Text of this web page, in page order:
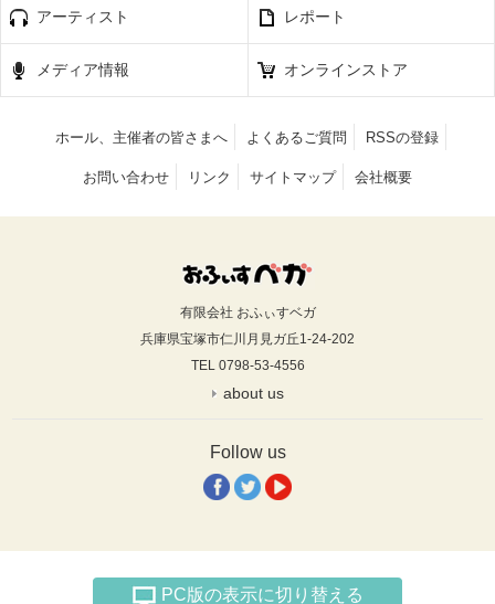
アーティスト レポート
メディア情報 オンラインストア
ホール、主催者の皆さまへ よくあるご質問 RSSの登録
お問い合わせ リンク サイトマップ 会社概要
有限会社 おふぃすベガ
兵庫県宝塚市仁川月見ガ丘1-24-202
TEL 0798-53-4556
about us
Follow us
PC版の表示に切り替える